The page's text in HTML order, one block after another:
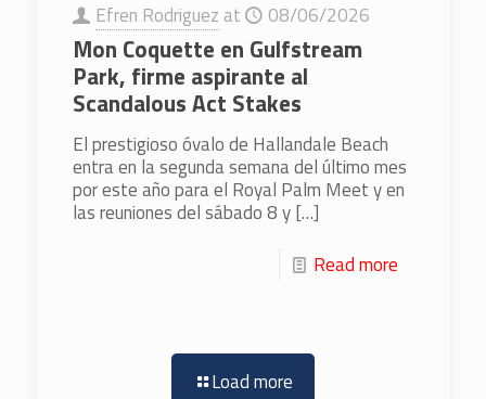
Efren Rodriguez at 08/06/2026
Mon Coquette en Gulfstream
Park, firme aspirante al
Scandalous Act Stakes
El prestigioso óvalo de Hallandale Beach
entra en la segunda semana del último mes
por este año para el Royal Palm Meet y en
las reuniones del sábado 8 y[…]
Read more
Load more